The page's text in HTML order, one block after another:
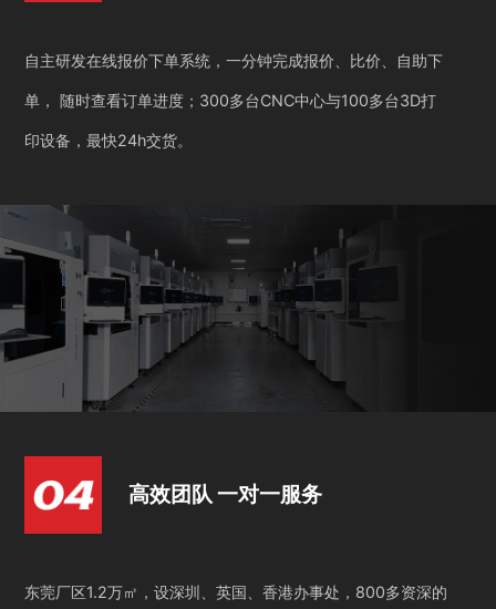
自主研发在线报价下单系统，一分钟完成报价、比价、自助下
单， 随时查看订单进度；300多台CNC中心与100多台3D打
印设备，最快24h交货。
高效团队 一对一服务
东莞厂区1.2万㎡，设深圳、英国、香港办事处，800多资深的